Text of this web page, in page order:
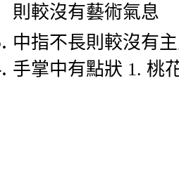
則較沒有藝術氣息
中指不長則較沒有
手掌中有點狀 1. 桃